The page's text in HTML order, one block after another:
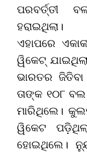
ପରବର୍ତ୍ତୀ
ହରାଇଥିଲା।
ଏହାପରେ
ୱିକେଟ୍
ଭାରତର
ତାଙ୍କ ୧୦୮
ମାରିଥିଲେ।
ୱିକେଟ
ହୋଇଥିଲେ।